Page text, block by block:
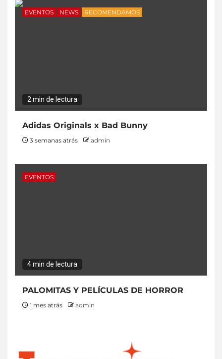
EVENTOS NEWS RECOMENDAMOS
2 min de lectura
Adidas Originals x Bad Bunny
3 semanas atrás admin
EVENTOS
4 min de lectura
PALOMITAS Y PELÍCULAS DE HORROR
1 mes atrás admin